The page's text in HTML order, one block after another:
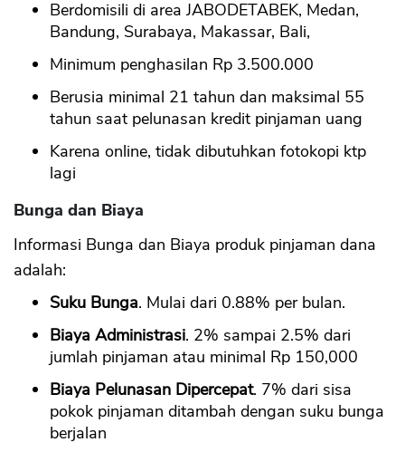
Berdomisili di area JABODETABEK, Medan,
Bandung, Surabaya, Makassar, Bali,
Minimum penghasilan Rp 3.500.000
Berusia minimal 21 tahun dan maksimal 55
tahun saat pelunasan kredit pinjaman uang
Karena online, tidak dibutuhkan fotokopi ktp
lagi
Bunga dan Biaya
Informasi Bunga dan Biaya produk pinjaman dana
adalah:
Suku Bunga. Mulai dari 0.88% per bulan.
Biaya Administrasi. 2% sampai 2.5% dari
jumlah pinjaman atau minimal Rp 150,000
Biaya Pelunasan Dipercepat. 7% dari sisa
pokok pinjaman ditambah dengan suku bunga
berjalan